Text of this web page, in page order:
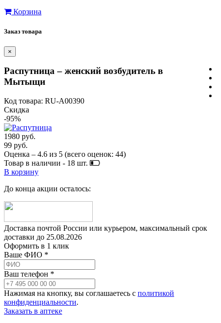
Корзина
Заказ товара
×
Распутница – женский возбудитель в
Мытыщи
Код товара: RU-A00390
Скидка
-95%
1980 руб.
99 руб.
Оценка – 4.6 из 5 (всего оценок: 44)
Товар в наличии - 18 шт.
В корзину
До конца акции осталось:
Доставка почтой России или курьером, максимальный срок
доставки до 25.08.2026
Оформить в 1 клик
Ваше ФИО *
Ваш телефон *
Нажимая на кнопку, вы соглашаетесь с политикой
конфиденциальности.
Заказать в аптеке